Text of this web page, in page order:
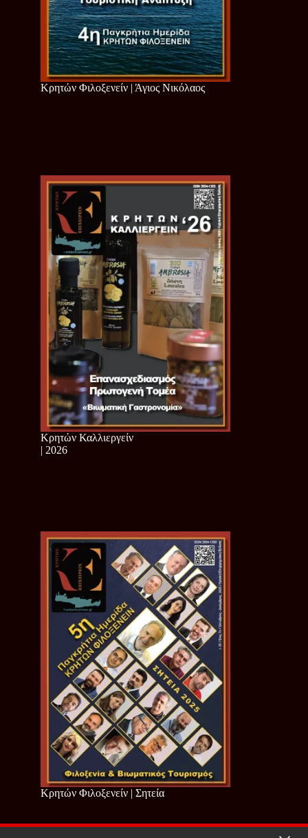
Κρητών Φιλοξενείν | Άγιος Νικόλαος
Κρητών Καλλιεργείν
| 2026
Κρητών Φιλοξενείν | Σητεία